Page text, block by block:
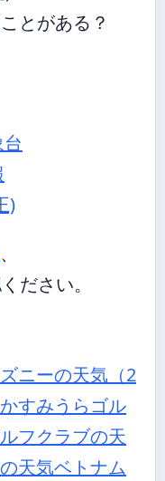
とがある？
)
、
ださい。
ニーの天気（2
かすみうらゴル
フクラブの天
天気ベトナム